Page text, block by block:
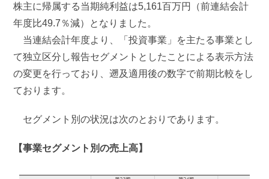
株主に帰属する当期純利益は5,161百万円（前連結会計
年度比49.7％減）となりました。
当連結会計年度より、「投資事業」を主たる事業とし
て独立区分し報告セグメントとしたことによる表示方法
の変更を行っており、遡及適用後の数字で前期比較をし
ております。
セグメント別の状況は次のとおりであります。
【事業セグメント別の売上高】